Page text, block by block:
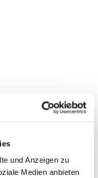
und Anzeigen zu
Medien anbieten